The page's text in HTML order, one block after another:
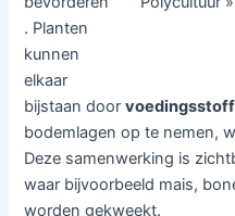
. Planten
kunnen
elkaar
bijstaan door
bodemlagen op te nemen,
Deze samenwerking is
waar bijvoorbeeld mais,
worden gekweekt.